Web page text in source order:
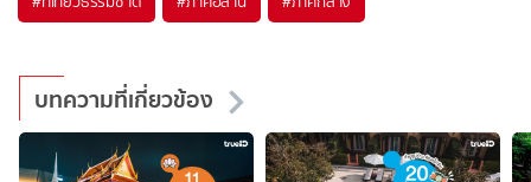
บทความที่เกี่ยวข้อง